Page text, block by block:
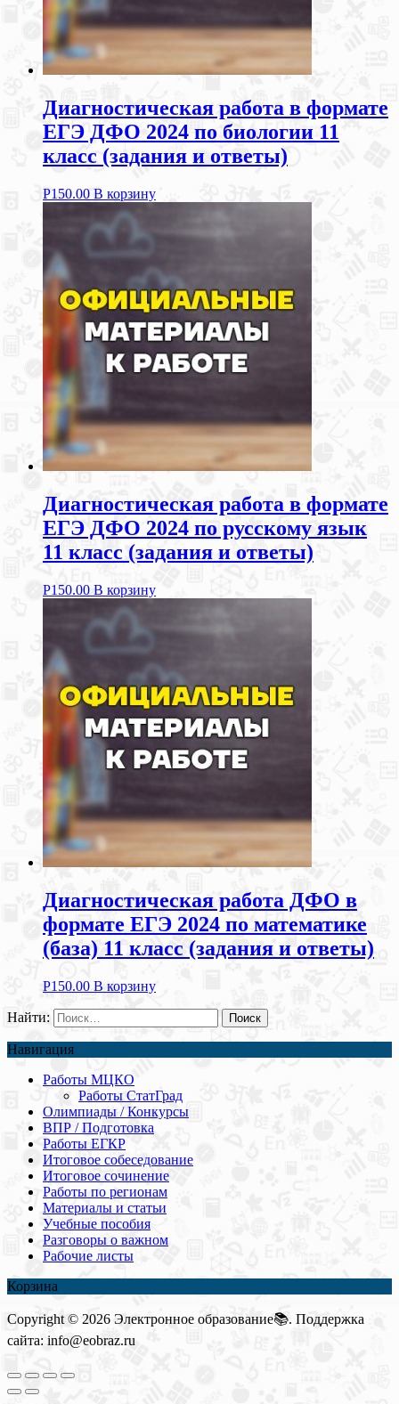
Диагностическая работа в формате
ЕГЭ ДФО 2024 по биологии 11
класс (задания и ответы)
Р150.00 В корзину
Диагностическая работа в формате
ЕГЭ ДФО 2024 по русскому язык
11 класс (задания и ответы)
Р150.00 В корзину
Диагностическая работа ДФО в
формате ЕГЭ 2024 по математике
(база) 11 класс (задания и ответы)
Р150.00 В корзину
Найти:
Навигация
Работы МЦКО
Работы СтатГрад
Олимпиады / Конкурсы
ВПР / Подготовка
Работы ЕГКР
Итоговое собеседование
Итоговое сочинение
Работы по регионам
Материалы и статьи
Учебные пособия
Разговоры о важном
Рабочие листы
Корзина
Copyright © 2026 Электронное образование📚. Поддержка
сайта: info@eobraz.ru